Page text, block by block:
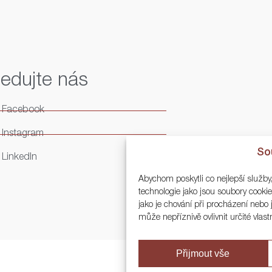
Abychom poskytli co nejlepší
technologie jako jsou soubory
jako je chování při procházení
může nepříznivě ovlivnit určité
Přijmout vše
nás
Facebook
Instagram
LinkedIn